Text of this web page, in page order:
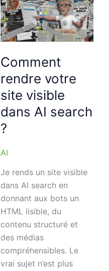
Comment
rendre votre
site visible
dans AI search
?
AI
Je rends un site visible
dans AI search en
donnant aux bots un
HTML lisible, du
contenu structuré et
des médias
compréhensibles. Le
vrai sujet n’est plus